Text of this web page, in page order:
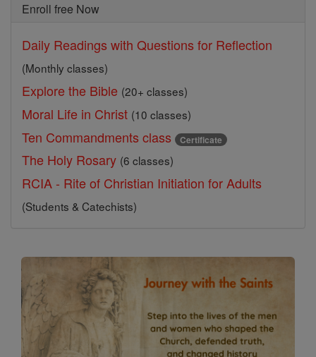
Enroll free Now
Daily Readings with Questions for Reflection
(Monthly classes)
Explore the Bible (20+ classes)
Moral Life in Christ (10 classes)
Ten Commandments class Certificate
The Holy Rosary (6 classes)
RCIA - Rite of Christian Initiation for Adults
(Students & Catechists)